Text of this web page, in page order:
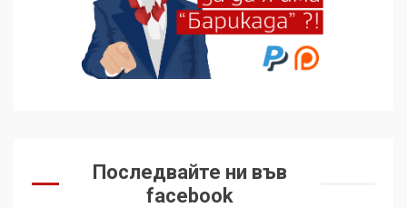
Последвайте ни във
facebook